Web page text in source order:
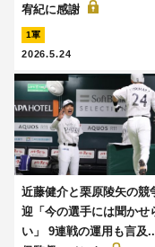
宥紀に感謝
1軍
2026.5.24
近藤健介と栗原陵矢の競
迎「今の選手には聞かせ
い」 9連戦の運用も言及